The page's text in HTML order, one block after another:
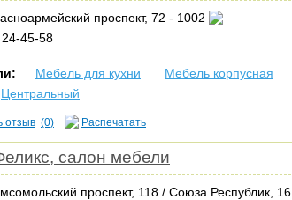
проспект, 72 - 1002
24-45-58
Мебель для кухни Мебель корпусная
Центральный
отзыв (0) Распечатать
салон мебели
проспект, 118 / Союза Республик, 16